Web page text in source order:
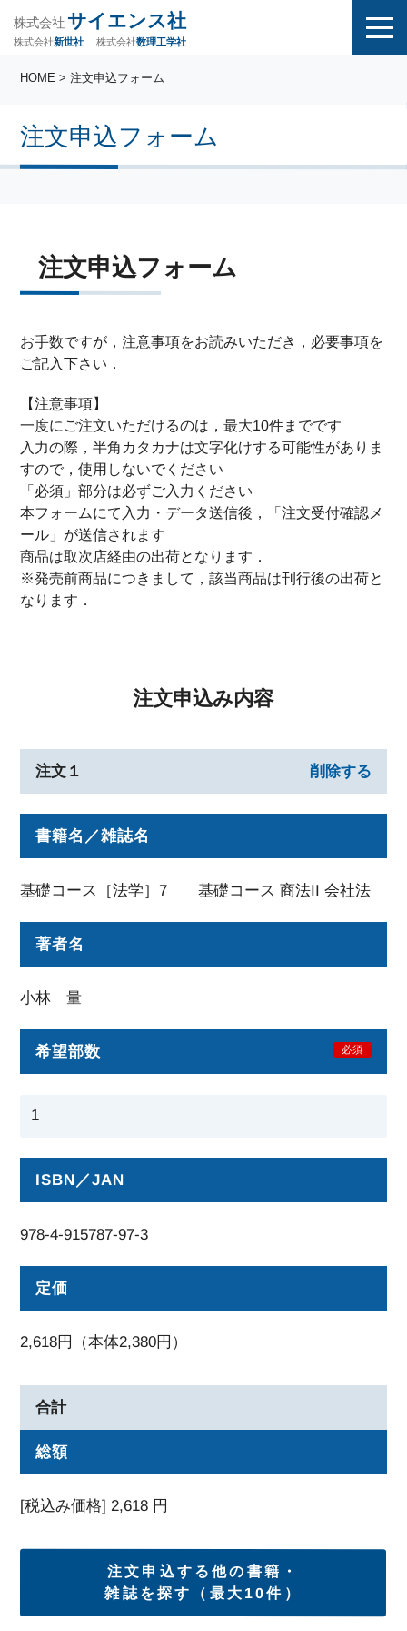
株式会社 サイエンス社
株式会社新世社 株式会社数理工学社
注文申込フォーム
HOME > 注文申込フォーム
注文申込フォーム
お手数ですが，注意事項をお読みいただき，必要事項を
ご記入下さい．
【注意事項】
一度にご注文いただけるのは，最大10件までです
入力の際，半角カタカナは文字化けする可能性がありま
すので，使用しないでください
「必須」部分は必ずご入力ください
本フォームにて入力・データ送信後，「注文受付確認メ
ール」が送信されます
商品は取次店経由の出荷となります．
※発売前商品につきまして，該当商品は刊行後の出荷と
なります．
注文申込み内容
注文１ 削除する
書籍名／雑誌名
基礎コース［法学］7 基礎コース 商法II 会社法
著者名
小林 量
希望部数 必須
ISBN／JAN
978-4-915787-97-3
定価
2,618円（本体2,380円）
合計
総額
[税込み価格]2,618 円
注文申込する他の書籍・
雑誌を探す（最大10件）